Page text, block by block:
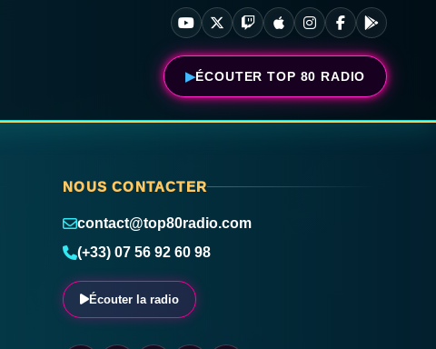
ÉCOUTER TOP 80 RADIO
NOUS CONTACTER
contact@top80radio.com
(+33) 07 56 92 60 98
Écouter la radio